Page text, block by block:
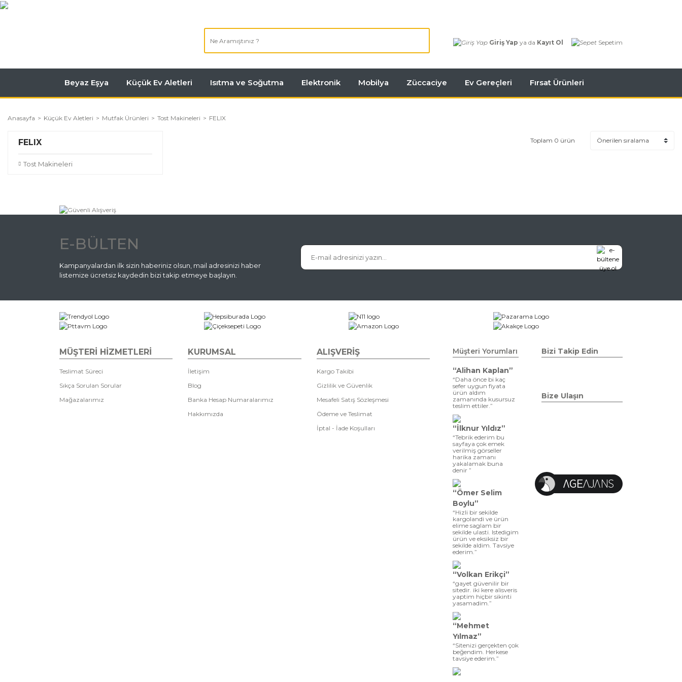
Giriş Yap ya da Kayıt Ol Sepetim
Beyaz Eşya Küçük Ev Aletleri Isıtma ve Soğutma Elektronik Mobilya Züccaciye Ev Gereçleri Fırsat Ürünleri
Anasayfa Küçük Ev Aletleri Mutfak Ürünleri Tost Makineleri FELIX
FELIX
Tost Makineleri
Toplam 0 ürün
E-BÜLTEN
Kampanyalardan ilk sizin haberiniz olsun, mail adresinizi haber
listemize ücretsiz kaydedin bizi takip etmeye başlayın.
MÜŞTERİ HİZMETLERİ
Teslimat Süreci
Sıkça Sorulan Sorular
Mağazalarımız
KURUMSAL
İletişim
Blog
Banka Hesap Numaralarımız
Hakkımızda
ALIŞVERİŞ
Kargo Takibi
Gizlilik ve Güvenlik
Mesafeli Satış Sözleşmesi
Ödeme ve Teslimat
İptal - İade Koşulları
Müşteri Yorumları
“Alihan Kaplan”
“Daha önce bi kaç
sefer uygun fiyata
ürün aldım
zamanında kusursuz
teslim ettiler.”
“İlknur Yıldız”
“Tebrik ederim bu
sayfaya çok emek
verilmiş görseller
harika zamanı
yakalamak buna
denir ”
“Ömer Selim
Boylu”
“Hizli bir sekilde
kargolandi ve ürün
elime saglam bir
sekilde ulasti. Istedigim
ürün ve eksiksiz bir
sekilde aldim. Tavsiye
ederim.”
“Volkan Erikçi”
“gayet güvenilir bir
sitedir. iki kere alisveris
yaptim hiçbir sikinti
yasamadim.”
“Mehmet
Yılmaz”
“Sitenizi gerçekten çok
beğendim. Herkese
tavsiye ederim.”
Bizi Takip Edin
Bize Ulaşın